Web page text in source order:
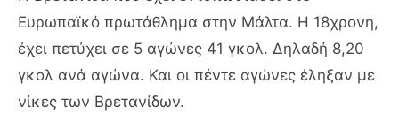
Ευρωπαϊκό πρωτάθλημα στην Μάλτα. Η 18χρονη,
έχει πετύχει σε 5 αγώνες 41 γκολ. Δηλαδή 8,20
γκολ ανά αγώνα. Και οι πέντε αγώνες έληξαν με
νίκες των Βρετανίδων.